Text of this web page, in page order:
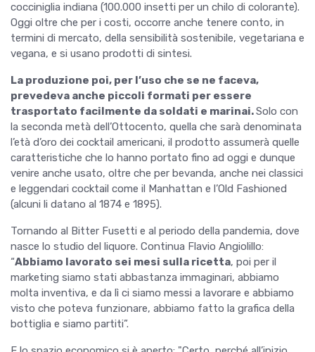
cocciniglia indiana (100.000 insetti per un chilo di colorante).
Oggi oltre che per i costi, occorre anche tenere conto, in
termini di mercato, della sensibilità sostenibile, vegetariana e
vegana, e si usano prodotti di sintesi.
La produzione poi, per l’uso che se ne faceva,
prevedeva anche piccoli formati per essere
trasportato facilmente da soldati e marinai.Solo con
la seconda metà dell’Ottocento, quella che sarà denominata
l’età d’oro dei cocktail americani, il prodotto assumerà quelle
caratteristiche che lo hanno portato fino ad oggi e dunque
venire anche usato, oltre che per bevanda, anche nei classici
e leggendari cocktail come il Manhattan e l’Old Fashioned
(alcuni li datano al 1874 e 1895).
Tornando al Bitter Fusetti e al periodo della pandemia, dove
nasce lo studio del liquore. Continua Flavio Angiolillo:
“Abbiamo lavorato sei mesi sulla ricetta, poi per il
marketing siamo stati abbastanza immaginari, abbiamo
molta inventiva, e da lì ci siamo messi a lavorare e abbiamo
visto che poteva funzionare, abbiamo fatto la grafica della
bottiglia e siamo partiti”.